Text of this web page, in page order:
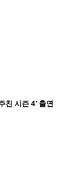
친 시즌 4’ 출연